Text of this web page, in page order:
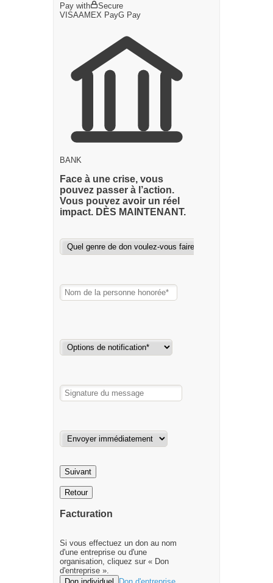
Pay with
Secure
VISAAMEX PayG Pay
BANK
Face à une crise, vous
pouvez passer à l’action.
Vous pouvez avoir un réel
impact. DÈS MAINTENANT.
Suivant
Retour
Facturation
Si vous effectuez un don au nom
d'une entreprise ou d'une
organisation, cliquez sur « Don
d'entreprise ».